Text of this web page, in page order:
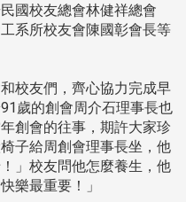
國校友總會林健祥總會
系所校友會陳國彰會長等
校友們，齊心協力完成早
歲的創會周介石理事長也
創會的往事，期許大家珍
子給周創會理事長坐，他
」校友問他怎麼養生，他
樂最重要！」